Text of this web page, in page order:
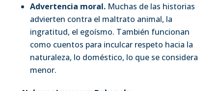
Advertencia moral.Muchas de las historias
advierten contra el maltrato animal, la
ingratitud, el egoísmo. También funcionan
como cuentos para inculcar respeto hacia la
naturaleza, lo doméstico, lo que se considera
menor.